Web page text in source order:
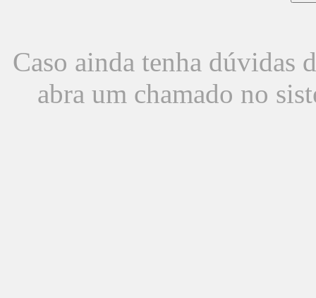
Caso ainda tenha dúvidas
abra um chamado no